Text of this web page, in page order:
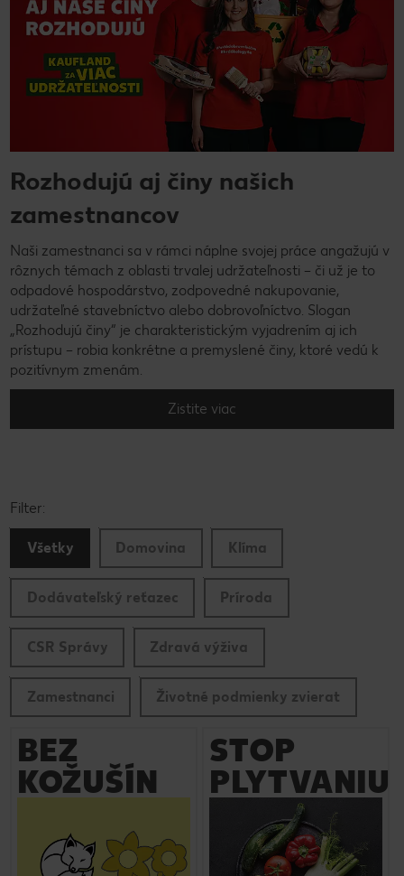
Rozhodujú aj činy našich
zamestnancov
Naši zamestnanci sa v rámci náplne svojej práce angažujú v
rôznych témach z oblasti trvalej udržateľnosti – či už je to
odpadové hospodárstvo, zodpovedné nakupovanie,
udržateľné stavebníctvo alebo dobrovoľníctvo. Slogan
„Rozhodujú činy“ je charakteristickým vyjadrením aj ich
prístupu – robia konkrétne a premyslené činy, ktoré vedú k
pozitívnym zmenám.
Zistite viac
Filter:
Všetky Domovina Klíma
Dodávateľský reťazec Príroda
CSR Správy Zdravá výživa
Zamestnanci Životné podmienky zvierat
BEZ
KOŽUŠÍN
na programe „Fur Free
Retailer“ (obchod bez kožušín)
Zistite viac
STOP
PLYTVANIU
Hoci potraviny tvoria jednu z
najväčších položiek našich
rodinných rozpočtov, v
Zistite viac